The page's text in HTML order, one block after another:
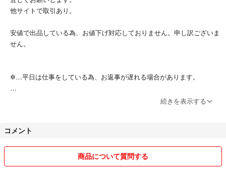
他サイトで取引あり。
安値で出品している為、お値下げ対応しておりません。申し訳ございま
せん。
✲…平日は仕事をしている為、お返事が遅れる場合があります。
続きを表示する
コメント
商品について質問する